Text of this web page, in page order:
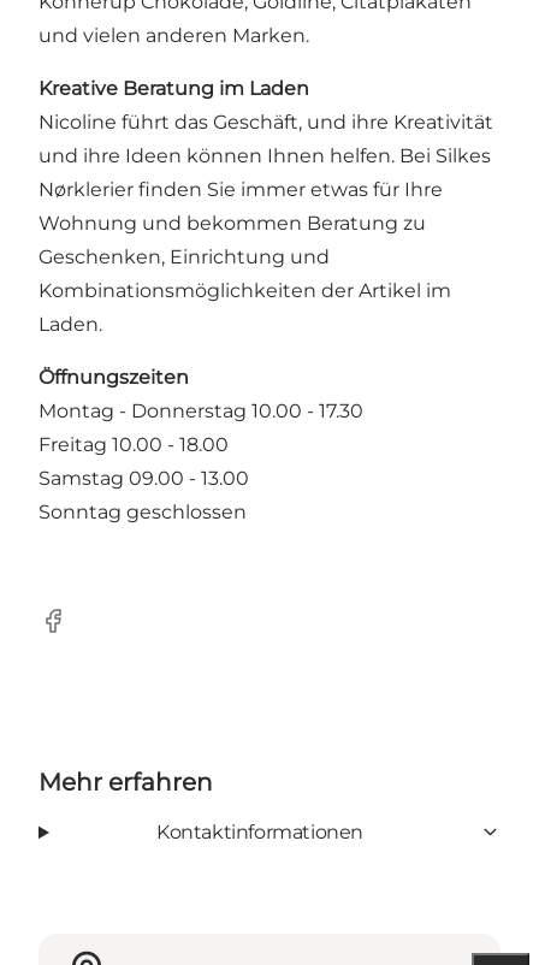
und vielen anderen Marken.
Kreative Beratung im Laden
Nicoline führt das Geschäft, und ihre Kreativität
und ihre Ideen können Ihnen helfen. Bei Silkes
Nørklerier finden Sie immer etwas für Ihre
Wohnung und bekommen Beratung zu
Geschenken, Einrichtung und
Kombinationsmöglichkeiten der Artikel im
Laden.
Öffnungszeiten
Montag - Donnerstag 10.00 - 17.30
Freitag 10.00 - 18.00
Samstag 09.00 - 13.00
Sonntag geschlossen
Facebook
Mehr erfahren
Kontaktinformationen